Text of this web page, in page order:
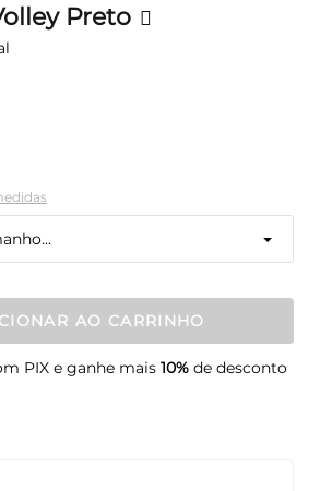
Preto
AO CARRINHO
PIX e ganhe mais 10%de desconto